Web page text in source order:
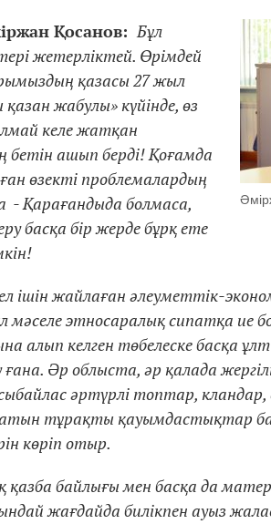
Қосанов:Бұл
жетерліктей. Өрімдей
қазасы 27 жыл
жабулы» күйінде, өз
келе жатқан
бетін ашып берді! Қоғамда
өзекті проблемалардың
- Қарағандыда болмаса,
басқа бір жерде бұрқ ете
ішін жайлаған әлеуметтік-
мәселе этносаралық сипатқа ие
алып келген төбелеске басқа
Әр облыста, әр қалада
әртүрлі топтар, кландар,
тұрақты қауымдастықтар
көріп отыр.
байлығы мен басқа да
жағдайда билікпен ауыз